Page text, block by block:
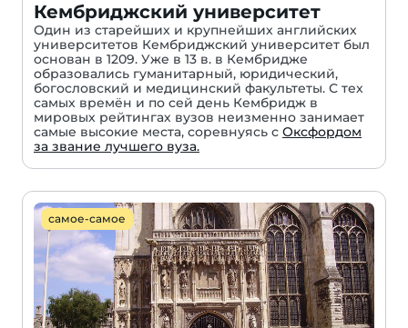
Кембриджский университет
Один из старейших и крупнейших английских
университетов Кембриджский университет был
основан в 1209. Уже в 13 в. в Кембридже
образовались гуманитарный, юридический,
богословский и медицинский факультеты. С тех
самых времён и по сей день Кембридж в
мировых рейтингах вузов неизменно занимает
самые высокие места, соревнуясь с Оксфордом
за звание лучшего вуза.
самое-самое